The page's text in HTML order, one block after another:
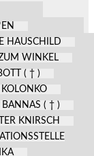
HAUSCHILD
WINKEL
( † )
KOLONKO
BANNAS ( † )
KNIRSCH